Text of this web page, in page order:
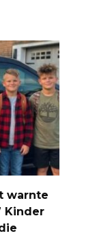
warnte
Kinder